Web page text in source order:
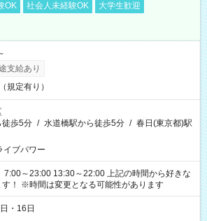
OK 社会人未経験OK
大学生歓迎
支給あり
規定有り）
徒歩5分 / 水道橋駅から徒歩5分 / 春日(東京都)駅
イブパワー
23:00 13:30～22:00 上記の時間から好きな
す！ ※時間は変更となる可能性があります
・16日